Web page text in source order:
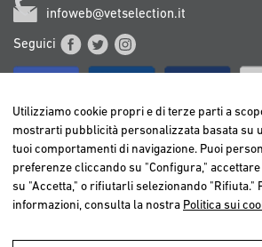
infoweb@vetselection.it
Seguici
BELGIË / BELGIQUE
DEUTSCHLAND
ESPAÑA
Utilizziamo cookie propri e di terze parti a
mostrarti pubblicità personalizzata basata su
tuoi comportamenti di navigazione. Puoi
preferenze cliccando su "Configura,"
su "Accetta," o rifiutarli selezionando "Rifiuta."
informazioni, consulta la nostra Politica sui